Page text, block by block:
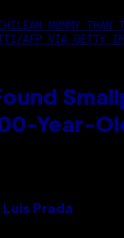
MUMMY THAN
AFP VIA GETTY
Year-
Luis Prada